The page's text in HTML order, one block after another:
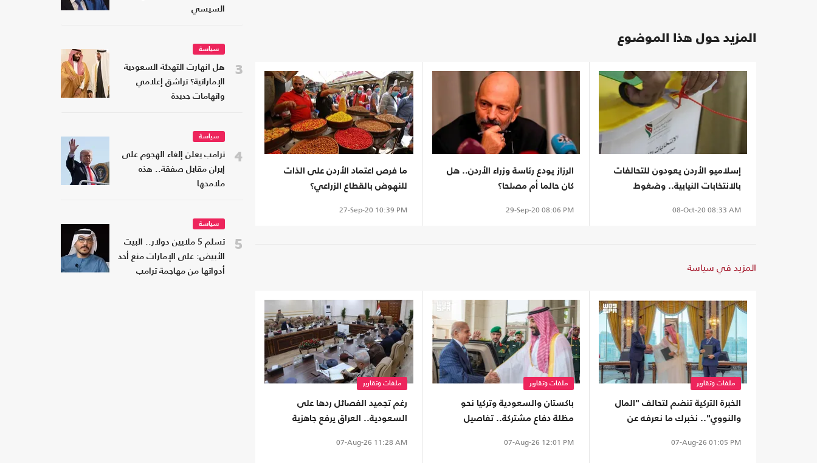
المزيد حول هذا الموضوع
إسلاميو الأردن يعودون للتحالفات
بالانتخابات النيابية.. وضغوط
08-Oct-20 08:33 AM
الرزاز يودع رئاسة وزراء الأردن.. هل
كان حالما أم مصلحا؟
29-Sep-20 08:06 PM
ما فرص اعتماد الأردن على الذات
للنهوض بالقطاع الزراعي؟
27-Sep-20 10:39 PM
المزيد في سياسة
ملفات وتقارير
الخبرة التركية تنضم لتحالف "المال
والنووي".. نخبرك ما نعرفه عن
07-Aug-26 01:05 PM
ملفات وتقارير
باكستان والسعودية وتركيا نحو
مظلة دفاع مشتركة.. تفاصيل
07-Aug-26 12:01 PM
ملفات وتقارير
رغم تجميد الفصائل ردها على
السعودية.. العراق يرفع جاهزية
07-Aug-26 11:28 AM
السيسي
3
سياسة
هل انهارت التهدئة السعودية
الإماراتية؟ تراشق إعلامي
واتهامات جديدة
4
سياسة
ترامب يعلن إلغاء الهجوم على
إيران مقابل صفقة.. هذه
ملامحها
5
سياسة
تسلم 5 ملايين دولار.. البيت
الأبيض: على الإمارات منع أحد
أدواتها من مهاجمة ترامب